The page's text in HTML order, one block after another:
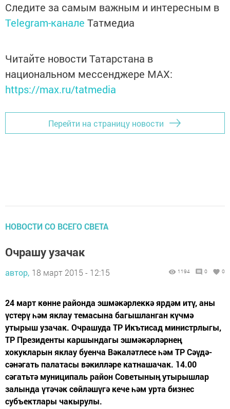
Следите за самым важным и интересным в
Telegram-канале Татмедиа
Читайте новости Татарстана в
национальном мессенджере MАХ:
https://max.ru/tatmedia
Перейти на страницу новости
НОВОСТИ СО ВСЕГО СВЕТА
Очрашу узачак
автор, 18 март 2015 - 12:15 1194 0 0
24 март көнне районда эшмәкәрлеккә ярдәм итү, аны
үстерү һәм яклау темасына багышланган күчмә
утырыш узачак. Очрашуда ТР Икътисад министрлыгы,
ТР Президенты каршындагы эшмәкәрләрнең
хокукларын яклау буенча Вәкаләтлесе һәм ТР Сәүдә-
сәнәгать палатасы вәкилләре катнашачак. 14.00
сәгатьтә муниципаль район Советының утырышлар
залында үтәчәк сөйләшүгә кече һәм урта бизнес
субъектлары чакырулы.